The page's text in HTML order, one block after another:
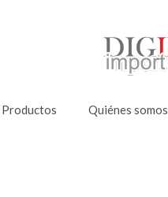
Productos Quiénes somos